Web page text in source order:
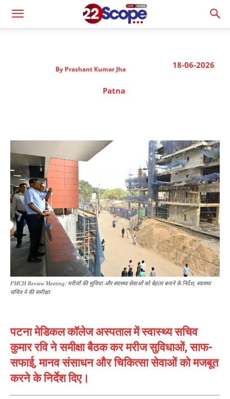
18-06-2026
By Prashant Kumar Jha
Patna
PMCH Review Meeting: मरीजों की सुविधा और स्वास्थ्य सेवाओं को बेहतर बनाने के निर्देश, स्वास्थ्य
सचिव ने की समीक्षा
पटना मेडिकल कॉलेज अस्पताल में स्वास्थ्य सचिव
कुमार रवि ने समीक्षा बैठक कर मरीज सुविधाओं, साफ-
सफाई, मानव संसाधन और चिकित्सा सेवाओं को मजबूत
करने के निर्देश दिए।